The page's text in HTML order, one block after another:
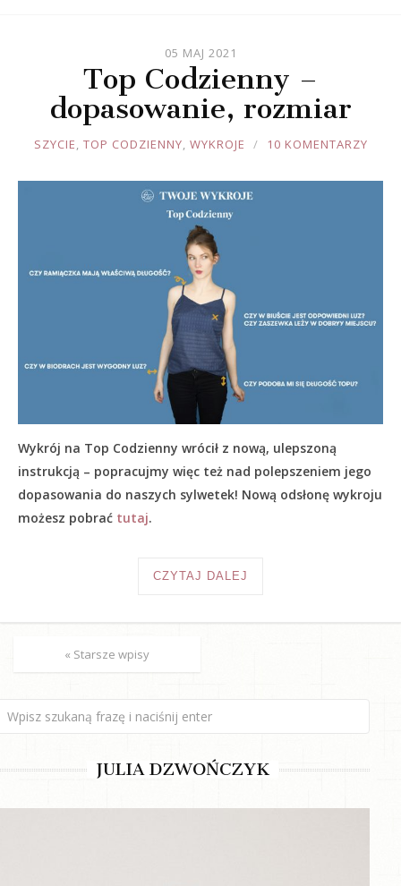
05 MAJ 2021
Top Codzienny –
dopasowanie, rozmiar
JOULE
SZYCIE, TOP CODZIENNY, WYKROJE 10 KOMENTARZY
Wykrój na Top Codzienny wrócił z nową, ulepszoną
instrukcją – popracujmy więc też nad polepszeniem jego
dopasowania do naszych sylwetek! Nową odsłonę wykroju
możesz pobrać tutaj.
CZYTAJ DALEJ
« Starsze wpisy
JULIA DZWOŃCZYK